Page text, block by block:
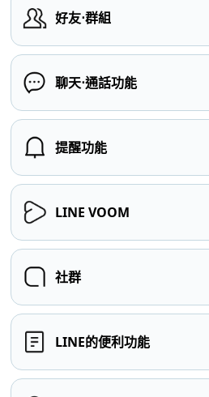
好友⋅群組
聊天⋅通話功能
提醒功能
LINE VOOM
社群
LINE的便利功能